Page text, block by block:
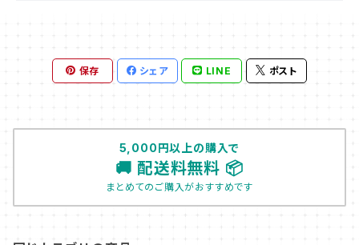
保存 シェア LINE ポスト
5,000円以上の購入で
🚚 配送料無料 📦
まとめてのご購入がおすすめです